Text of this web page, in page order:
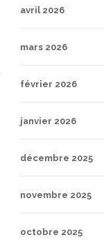
avril 2026
mars 2026
février 2026
janvier 2026
décembre 2025
novembre 2025
octobre 2025